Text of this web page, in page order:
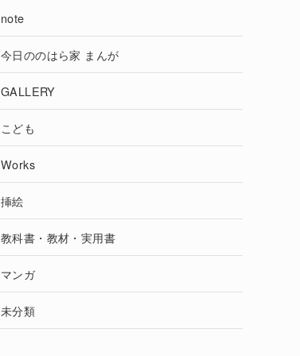
note
今日ののはら家 まんが
GALLERY
こども
Works
挿絵
教科書・教材・実用書
マンガ
未分類